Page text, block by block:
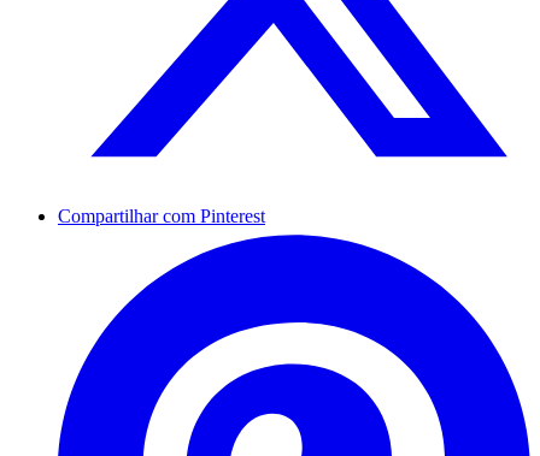
Compartilhar com Pinterest